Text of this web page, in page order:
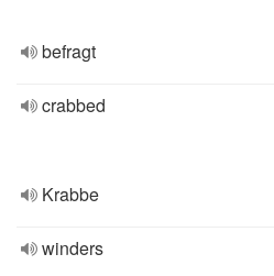
befragt
crabbed
Krabbe
winders